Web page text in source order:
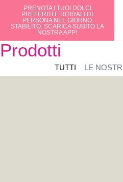
PRENOTA I TUOI DOLCI
PREFERITI E RITIRALI DI
PERSONA NEL GIORNO
STABILITO. SCARICA SUBITO LA
NOSTRA APP!
Prodotti
LE
TUTTI